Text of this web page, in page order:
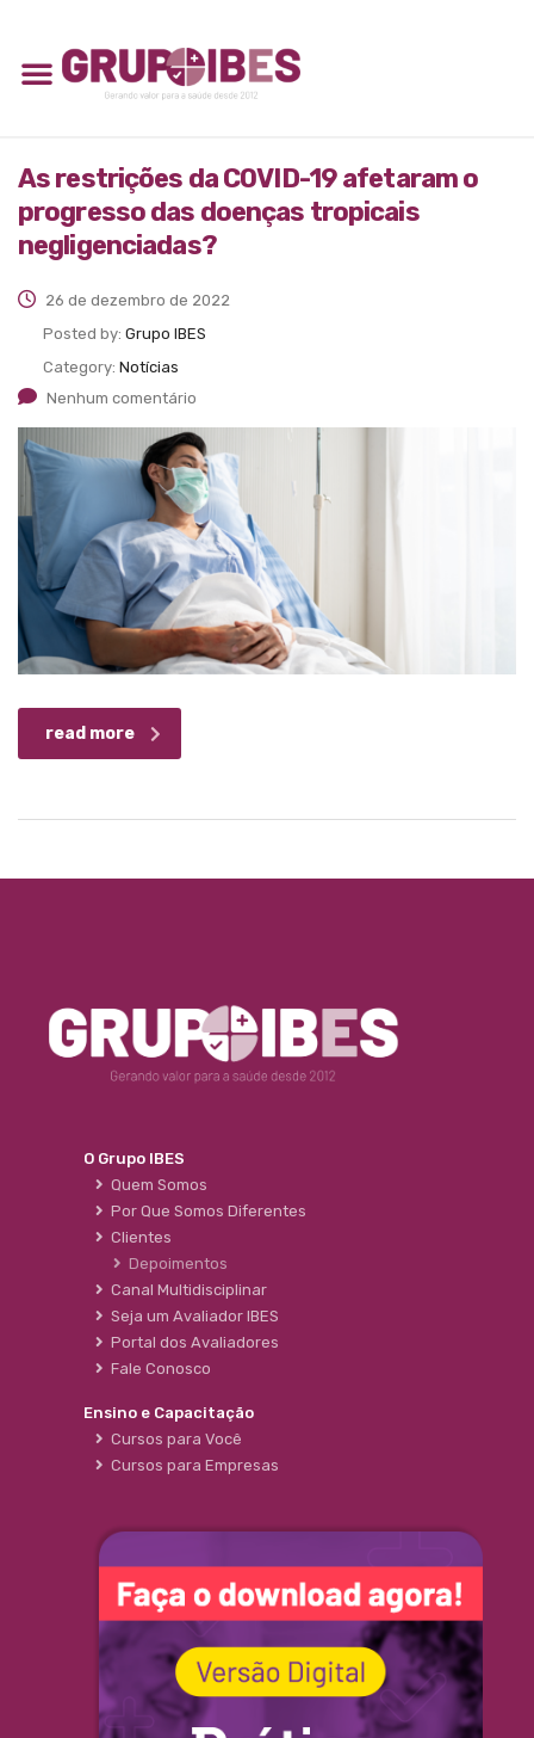
As restrições da COVID-19 afetaram o
progresso das doenças tropicais
negligenciadas?
26 de dezembro de 2022
Posted by: Grupo IBES
Category: Notícias
Nenhum comentário
read more
O Grupo IBES
Quem Somos
Por Que Somos Diferentes
Clientes
Depoimentos
Canal Multidisciplinar
Seja um Avaliador IBES
Portal dos Avaliadores
Fale Conosco
Ensino e Capacitação
Cursos para Você
Cursos para Empresas